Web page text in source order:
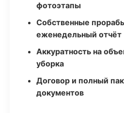
фотоэтапы
Собственные
еженедельный отчёт
Аккуратность на
уборка
Договор и полный
документов